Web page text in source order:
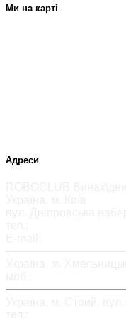
Ми на карті
Адреси